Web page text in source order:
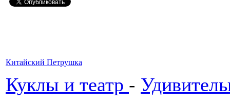
Китайский Петрушка
Куклы и театр -